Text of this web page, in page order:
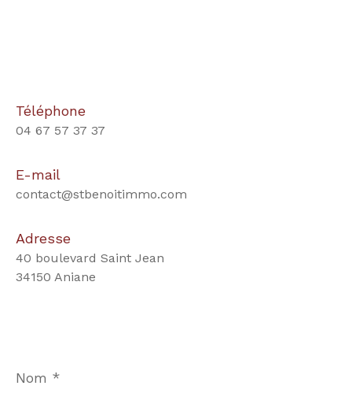
Téléphone
04 67 57 37 37
E-mail
contact@stbenoitimmo.com
Adresse
40 boulevard Saint Jean
34150 Aniane
*